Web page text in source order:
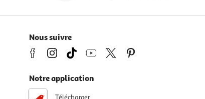
Nous suivre
Notre application
Télécharger